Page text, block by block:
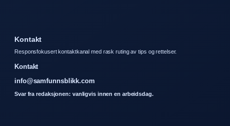
Kontakt
Responsfokusert kontaktkanal med rask ruting av tips og rettelser.
Kontakt
info@samfunnsblikk.com
Svar fra redaksjonen: vanligvis innen en arbeidsdag.